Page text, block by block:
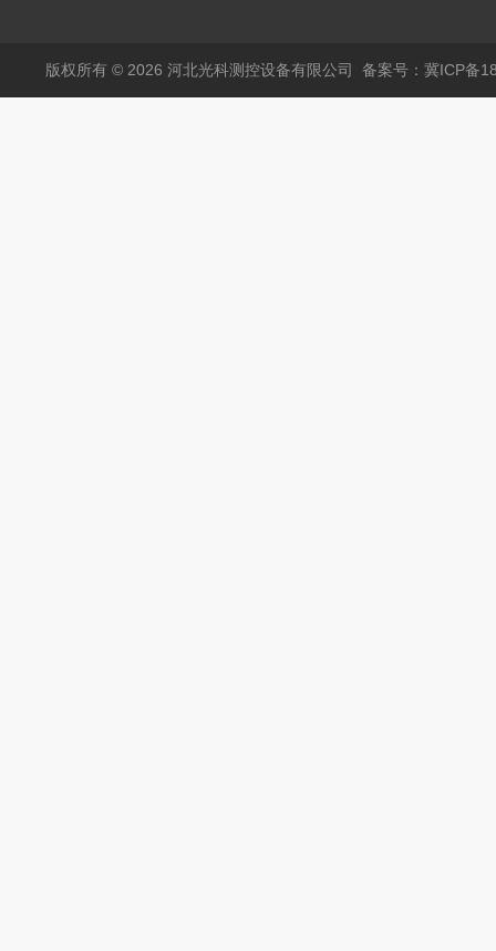
版权所有 © 2026 河北光科测控设备有限公司 备案号：冀ICP备